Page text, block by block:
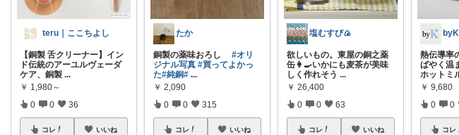
teru｜ここちよし
【銅製 舌クリーナー】イン
ド伝統のアーユルヴェーダ
ケア、銅製 ...
￥ 1,980～
0 0 36
コレ いいね
たか
銅製の薬味おろし#オリ
ジナル写真 #買ってよかっ
た#純銅# ...
￥ 2,090
0 0 315
コレ いいね
塩むすび🍙
欲しいもの。東屋の銅之薬
缶👩‍🍳いかにも麦茶が美味
しく作れそう ...
￥ 26,400
0 0 63
コレ いいね
熱伝導率
ばやく温
ホットミ
￥ 9,680
0 0
コレ